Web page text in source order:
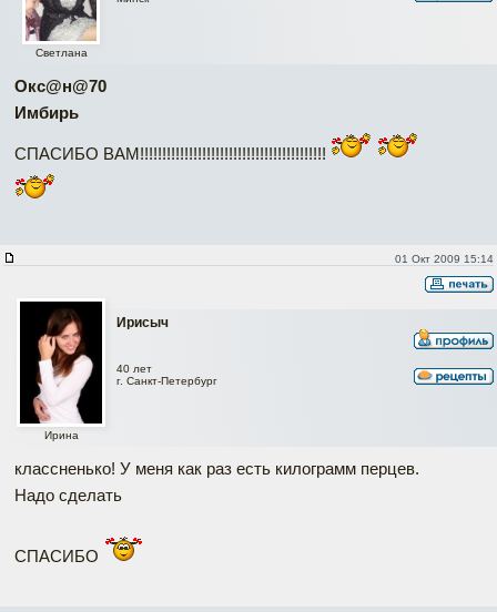
Светлана
Окc@н@70
Имбирь
СПАСИБО ВАМ!!!!!!!!!!!!!!!!!!!!!!!!!!!!!!!!!!!!!!!!!!
01 Окт 2009 15:14
Ирисыч
Ирина
40 лет
г. Санкт-Петербург
классненько! У меня как раз есть килограмм перцев.
Надо сделать
СПАСИБО